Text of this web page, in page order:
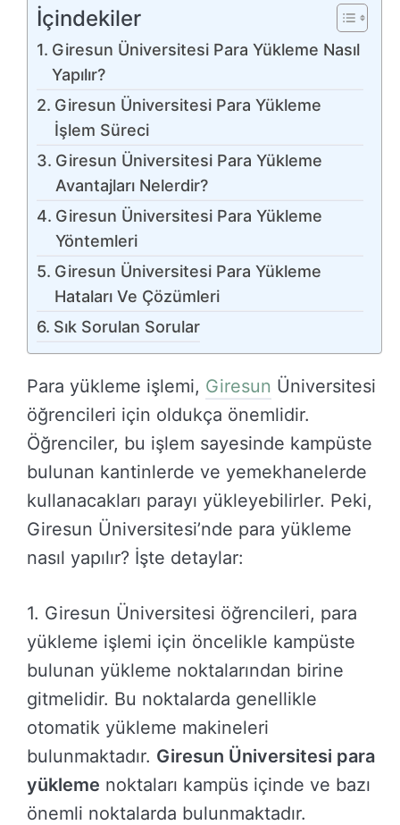
İçindekiler
Giresun Üniversitesi Para Yükleme Nasıl
Yapılır?
Giresun Üniversitesi Para Yükleme
İşlem Süreci
Giresun Üniversitesi Para Yükleme
Avantajları Nelerdir?
Giresun Üniversitesi Para Yükleme
Yöntemleri
Giresun Üniversitesi Para Yükleme
Hataları Ve Çözümleri
Sık Sorulan Sorular
Para yükleme işlemi, Giresun Üniversitesi
öğrencileri için oldukça önemlidir.
Öğrenciler, bu işlem sayesinde kampüste
bulunan kantinlerde ve yemekhanelerde
kullanacakları parayı yükleyebilirler. Peki,
Giresun Üniversitesi’nde para yükleme
nasıl yapılır? İşte detaylar:
1. Giresun Üniversitesi öğrencileri, para
yükleme işlemi için öncelikle kampüste
bulunan yükleme noktalarından birine
gitmelidir. Bu noktalarda genellikle
otomatik yükleme makineleri
bulunmaktadır. Giresun Üniversitesi para
yükleme noktaları kampüs içinde ve bazı
önemli noktalarda bulunmaktadır.